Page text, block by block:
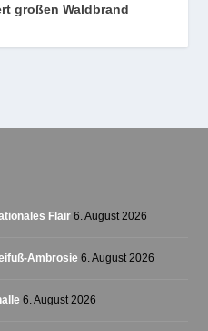
großen Waldbrand
Flair 6. August 2026
Ambrosie 6. August 2026
6. August 2026